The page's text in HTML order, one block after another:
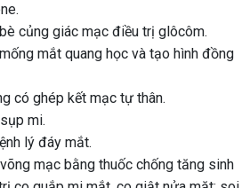
củng giác mạc điều trị glôcôm.
mắt quang học và tạo hình đồng
có ghép kết mạc tự thân.
mi.
lý đáy mắt.
mạc bằng thuốc chống tăng sinh